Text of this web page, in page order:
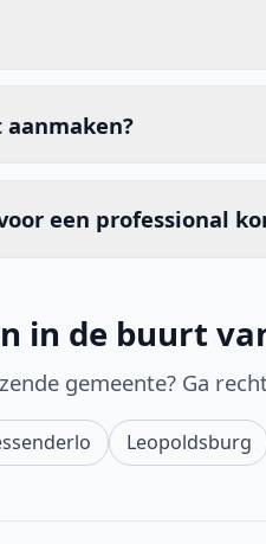
een professional
in de buurt
gemeente? Ga
Leopoldsburg